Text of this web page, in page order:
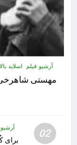
آرشیو فیلم اسلاید بالا
مهستى شاهرخى:‌
02
برای